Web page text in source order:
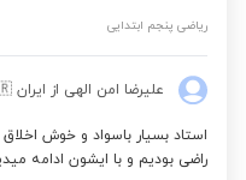
ریاضی پنجم ابتدایی
علیرضا امن الهی از ایران
استاد بسیار باسواد و خوش اخلاق
راضی بودیم و با ایشون ادامه